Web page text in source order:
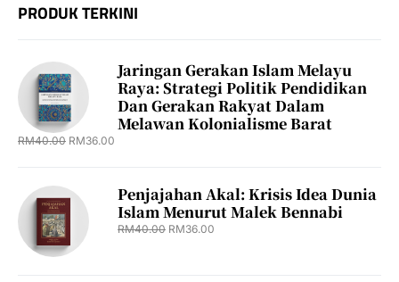
PRODUK TERKINI
Jaringan Gerakan Islam Melayu
Raya: Strategi Politik Pendidikan
Dan Gerakan Rakyat Dalam
Melawan Kolonialisme Barat
RM40.00 RM36.00
Penjajahan Akal: Krisis Idea Dunia
Islam Menurut Malek Bennabi
RM40.00 RM36.00